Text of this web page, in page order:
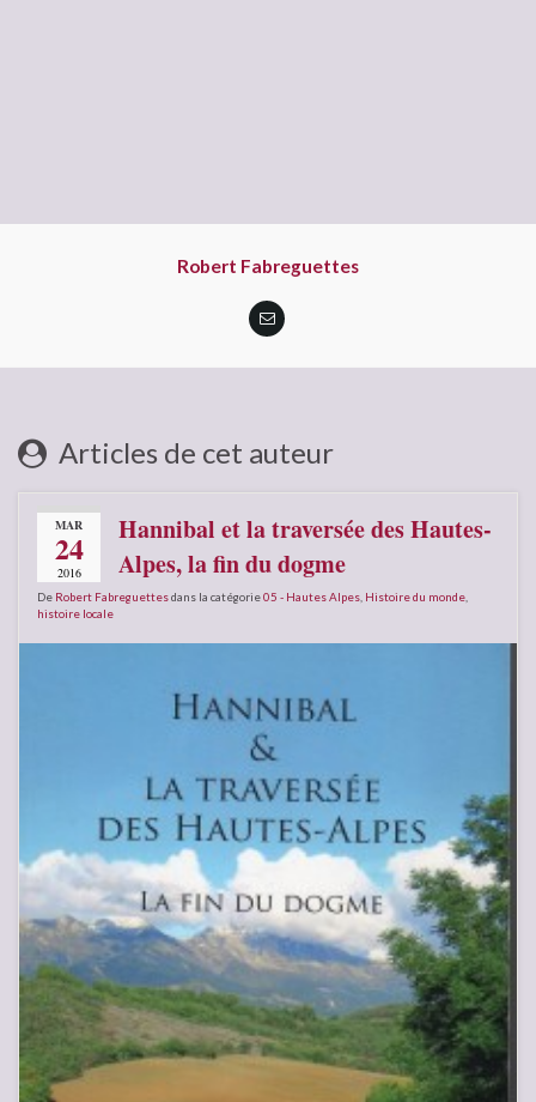
Robert Fabreguettes
Articles de cet auteur
MAR
24
2016
Hannibal et la traversée des Hautes-
Alpes, la fin du dogme
De Robert Fabreguettesdans la catégorie05 - Hautes Alpes Histoire du monde
histoire locale